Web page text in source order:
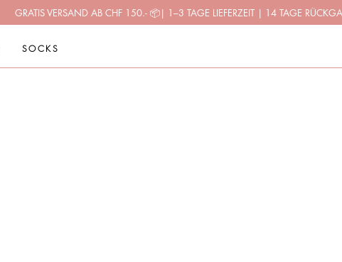
GRATIS VERSAND AB CHF 150.- 📦| 1–3 TAGE LIEFERZEIT | 14 TAGE
SOCKS